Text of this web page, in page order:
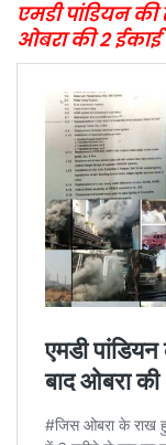
एमडी पांडियन
ओबरा की 2